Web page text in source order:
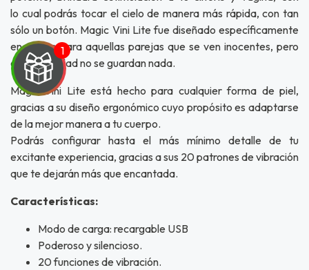
y
lo cual podrás tocar el cielo de manera más rápida, con tan
sólo un botón. Magic Vini Lite fue diseñado específicamente
en mente para aquellas parejas que se ven inocentes, pero
en la intimidad no se guardan nada.
Magic Vini Lite está hecho para cualquier forma de piel,
gracias a su diseño ergonómico cuyo propósito es adaptarse
de la mejor manera a tu cuerpo.
Podrás configurar hasta el más mínimo detalle de tu
excitante experiencia, gracias a sus 20 patrones de vibración
que te dejarán más que encantada.
Características:
Modo de carga: recargable USB
Poderoso y silencioso.
20 funciones de vibración.